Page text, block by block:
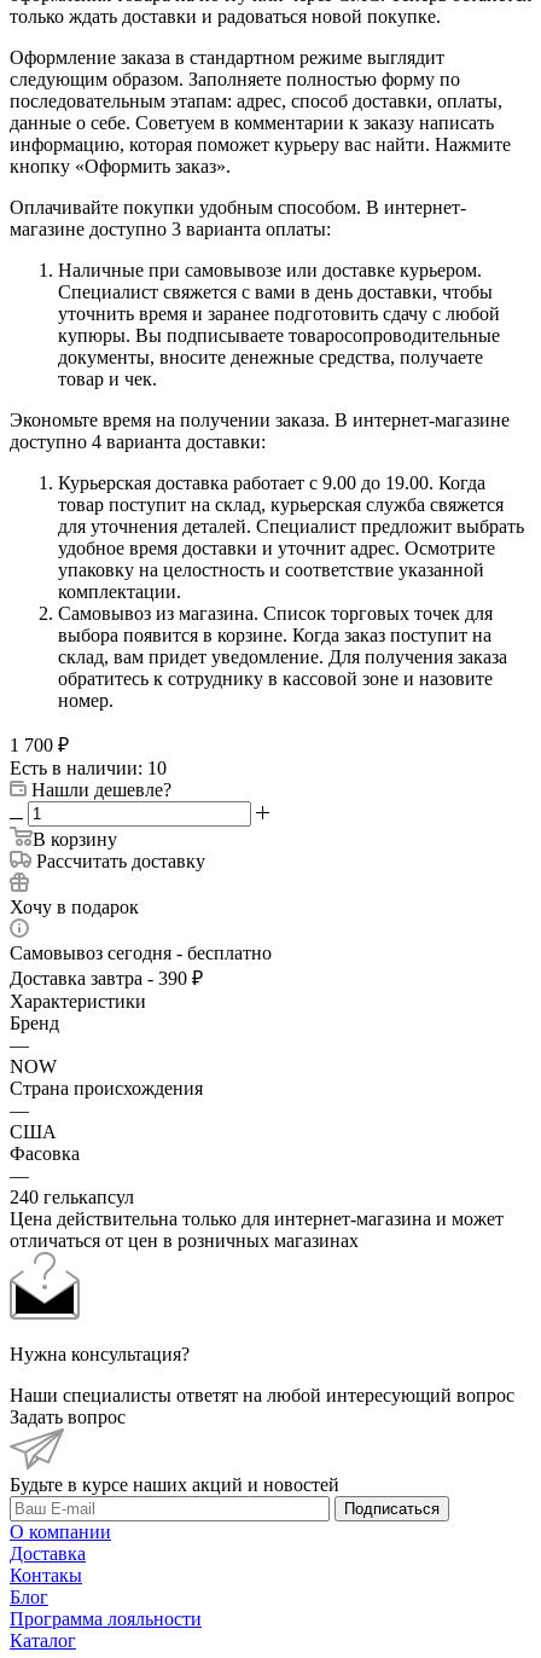
только ждать доставки и радоваться новой покупке.
Оформление заказа в стандартном режиме выглядит
следующим образом. Заполняете полностью форму по
последовательным этапам: адрес, способ доставки, оплаты,
данные о себе. Советуем в комментарии к заказу написать
информацию, которая поможет курьеру вас найти. Нажмите
кнопку «Оформить заказ».
Оплачивайте покупки удобным способом. В интернет-
магазине доступно 3 варианта оплаты:
Наличные при самовывозе или доставке курьером.
Специалист свяжется с вами в день доставки, чтобы
уточнить время и заранее подготовить сдачу с любой
купюры. Вы подписываете товаросопроводительные
документы, вносите денежные средства, получаете
товар и чек.
Экономьте время на получении заказа. В интернет-магазине
доступно 4 варианта доставки:
Курьерская доставка работает с 9.00 до 19.00. Когда
товар поступит на склад, курьерская служба свяжется
для уточнения деталей. Специалист предложит выбрать
удобное время доставки и уточнит адрес. Осмотрите
упаковку на целостность и соответствие указанной
комплектации.
Самовывоз из магазина. Список торговых точек для
выбора появится в корзине. Когда заказ поступит на
склад, вам придет уведомление. Для получения заказа
обратитесь к сотруднику в кассовой зоне и назовите
номер.
1 700 ₽
Есть в наличии: 10
Нашли дешевле?
В корзину
Рассчитать доставку
Хочу в подарок
Самовывоз сегодня - бесплатно
Доставка завтра - 390 ₽
Характеристики
Бренд
—
NOW
Страна происхождения
—
США
Фасовка
—
240 гелькапсул
Цена действительна только для интернет-магазина и может
отличаться от цен в розничных магазинах
Нужна консультация?
Наши специалисты ответят на любой интересующий вопрос
Задать вопрос
Будьте в курсе наших акций и новостей
Подписаться
О компании
Доставка
Контакы
Блог
Программа лояльности
Каталог